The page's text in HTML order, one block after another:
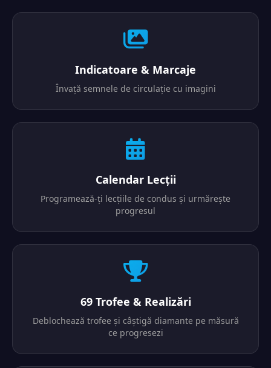
Indicatoare & Marcaje
Învață semnele de circulație cu imagini
Calendar Lecții
Programează-ți lecțiile de condus și urmărește
progresul
69 Trofee & Realizări
Deblochează trofee și câștigă diamante pe măsură
ce progresezi